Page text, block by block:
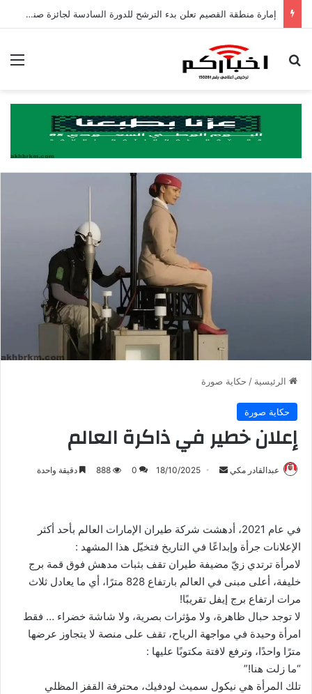
إمارة منطقة القصيم تعلن بدء الترشح للدورة السادسة لجائزة صناعة المحتوى
بحث عن
الرئيسية / حكاية صورة
حكاية صورة
إعلان خطير في ذاكرة العالم
عبدالقادر مكي
أرسل 18/10/2025
0
888 دقيقة واحدة
في عام 2021، أدهشت شركة طيران الإمارات العالم بأحد أكثر
الإعلانات جرأة وإبداعًا في التاريخ فتخيّل هذا المشهد :
لامرأة ترتدي زيّ مضيفة طيران تقف بثبات مدهش فوق قمة برج
خليفة، أعلى مبنى في العالم بارتفاع 828 مترًا، أي ما يعادل ثلاث
مرات ارتفاع برج إيفل تقريبًا!
لا توجد حبال ظاهرة، ولا مؤثرات بصرية، ولا شاشة خضراء … فقط
امرأة وحيدة في مواجهة الرياح، تقف على منصة لا يتجاوز عرضها
مترًا واحدًا، وترفع لافتة مكتوبًا عليها :
“ما زلت هنا!”
تلك المرأة هي نيكول سميث لودفيك، محترفة القفز المظلي